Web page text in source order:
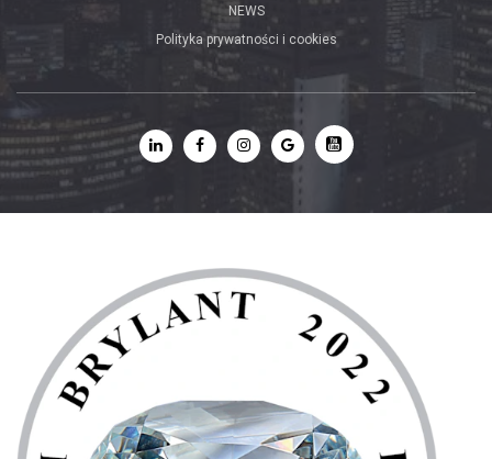
NEWS
Polityka prywatności i cookies